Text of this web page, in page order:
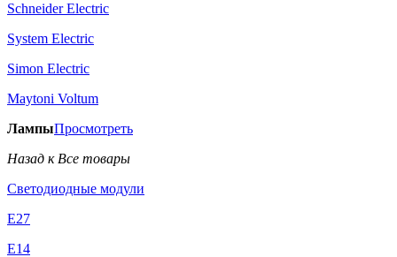
Schneider Electric
System Electric
Simon Electric
Maytoni Voltum
ЛампыПросмотреть
Назад к Все товары
Светодиодные модули
E27
E14